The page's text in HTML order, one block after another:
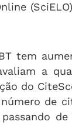
tem
a
do
de
de